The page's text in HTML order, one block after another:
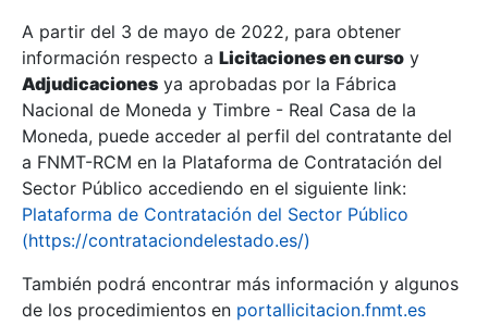
Mostrar/Ocultar
A partir del 3 de mayo de 2022, para obtener
información respecto a Licitaciones en curso y
Adjudicaciones ya aprobadas por la Fábrica
Nacional de Moneda y Timbre - Real Casa de la
Moneda, puede acceder al perfil del contratante del
a FNMT-RCM en la Plataforma de Contratación del
Sector Público accediendo en el siguiente link:
Plataforma de Contratación del Sector Público
(https://contrataciondelestado.es/)
También podrá encontrar más información y algunos
de los procedimientos en portallicitacion.fnmt.es